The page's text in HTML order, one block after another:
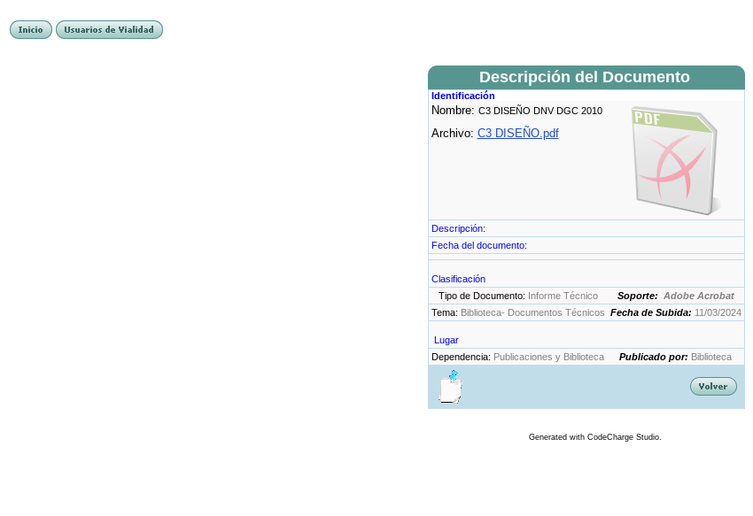
Descripción del Documento
Identificación
Nombre: C3 DISEÑO DNV DGC 2010
Archivo: C3 DISEÑO.pdf
Descripción:
Fecha del documento:
Clasificación
Tipo de Documento: Informe Técnico Soporte: Adobe Acrobat
Tema: Biblioteca- Documentos Técnicos Fecha de Subida: 11/03/2024
Lugar
Dependencia: Publicaciones y Biblioteca Publicado por: Biblioteca
Generated with CodeCharge Studio.